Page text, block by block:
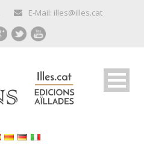
E-Mail: illes@illes.cat